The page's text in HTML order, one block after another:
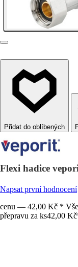
Flexi hadice
Napsat první hodnocení
cenu — 42,00 Kč *
přepravu za ks42,00 Kč